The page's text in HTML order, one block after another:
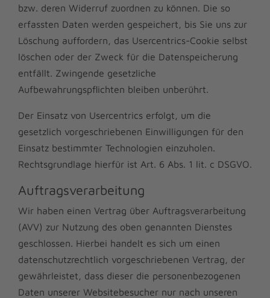
bzw. deren Widerruf zuordnen zu können. Die so
erfassten Daten werden gespeichert, bis Sie uns zur
Löschung auffordern, das Usercentrics-Cookie selbst
löschen oder der Zweck für die Datenspeicherung
entfällt. Zwingende gesetzliche
Aufbewahrungspflichten bleiben unberührt.
Der Einsatz von Usercentrics erfolgt, um die
gesetzlich vorgeschriebenen Einwilligungen für den
Einsatz bestimmter Technologien einzuholen.
Rechtsgrundlage hierfür ist Art. 6 Abs. 1 lit. c DSGVO.
Auftragsverarbeitung
Wir haben einen Vertrag über Auftragsverarbeitung
(AVV) zur Nutzung des oben genannten Dienstes
geschlossen. Hierbei handelt es sich um einen
datenschutzrechtlich vorgeschriebenen Vertrag, der
gewährleistet, dass dieser die personenbezogenen
Daten unserer Websitebesucher nur nach unseren